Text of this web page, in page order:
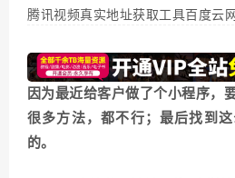
腾讯视频真实地址获取工具百度云
因为最近给客户做了个小程序，
很多方法，都不行；最后找到
的。